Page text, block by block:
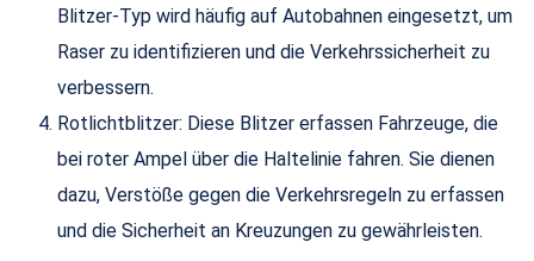
Blitzer-Typ wird häufig auf Autobahnen eingesetzt, um
Raser zu identifizieren und die Verkehrssicherheit zu
verbessern.
Rotlichtblitzer: Diese Blitzer erfassen Fahrzeuge, die
bei roter Ampel über die Haltelinie fahren. Sie dienen
dazu, Verstöße gegen die Verkehrsregeln zu erfassen
und die Sicherheit an Kreuzungen zu gewährleisten.